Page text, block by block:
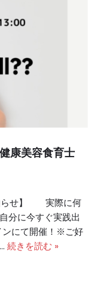
康美容食育士
らせ】 実際に何
分に今すぐ実践出
ンにて開催！※ご好
続きを読む »